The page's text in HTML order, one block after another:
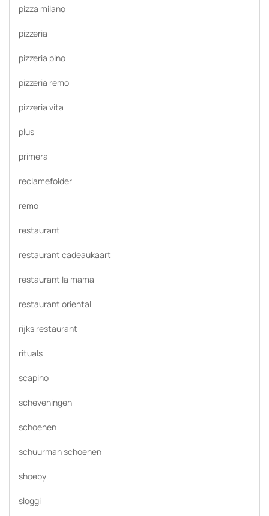
pizza milano
pizzeria
pizzeria pino
pizzeria remo
pizzeria vita
plus
primera
reclamefolder
remo
restaurant
restaurant cadeaukaart
restaurant la mama
restaurant oriental
rijks restaurant
rituals
scapino
scheveningen
schoenen
schuurman schoenen
shoeby
sloggi